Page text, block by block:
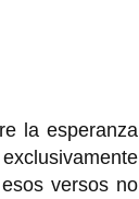
la esperanza
versos no